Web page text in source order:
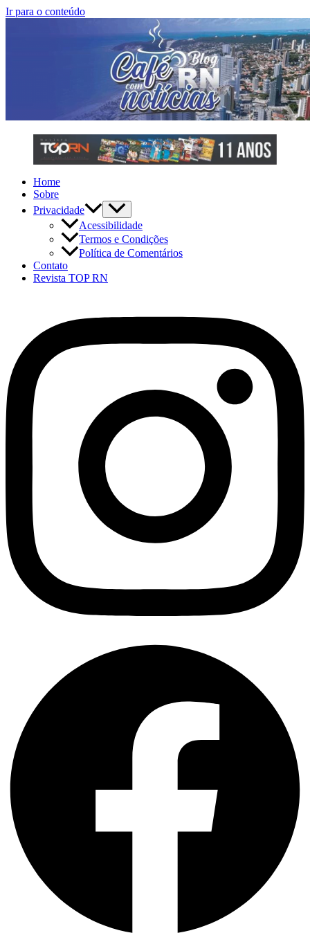
Ir para o conteúdo
Home
Sobre
Privacidade
Acessibilidade
Termos e Condições
Política de Comentários
Contato
Revista TOP RN